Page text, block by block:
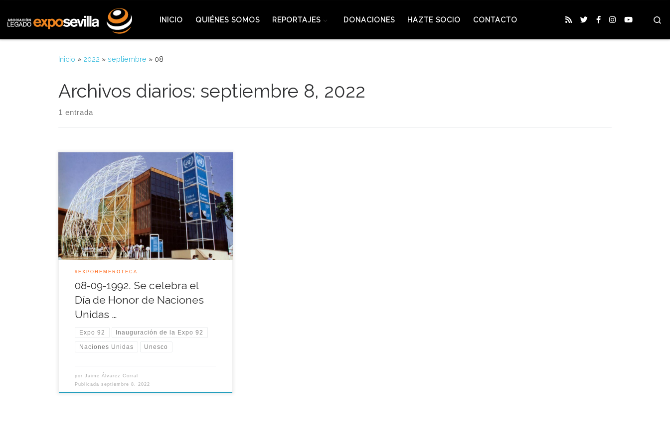
INICIO QUIÉNES SOMOS REPORTAJES DONACIONES HAZTE SOCIO CONTACTO
Inicio » 2022 » septiembre » 08
Archivos diarios: septiembre 8, 2022
1 entrada
El Sistema de Naciones Unidas, y en particular la
Unesco, tuvieron su día de Honor en la Exposición
Universal de Sevilla aquel 8 de Septiembre de
1992, coincidiendo con el Día internacional de la
Alfabetización. S.A.R. la Infanta Cristina presidió los
actos oficiales en compañía del director general de
la […]
#EXPOHEMEROTECA
08-09-1992. Se celebra el
Día de Honor de Naciones
Unidas …
Expo 92 Inauguración de la Expo 92
Naciones Unidas Unesco
porJaime Álvarez Corral
Publicadaseptiembre 8, 2022